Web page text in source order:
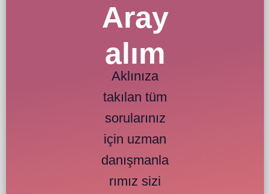
Aray
alım
Aklınıza
takılan tüm
sorularınız
için uzman
danışmanla
rımız sizi